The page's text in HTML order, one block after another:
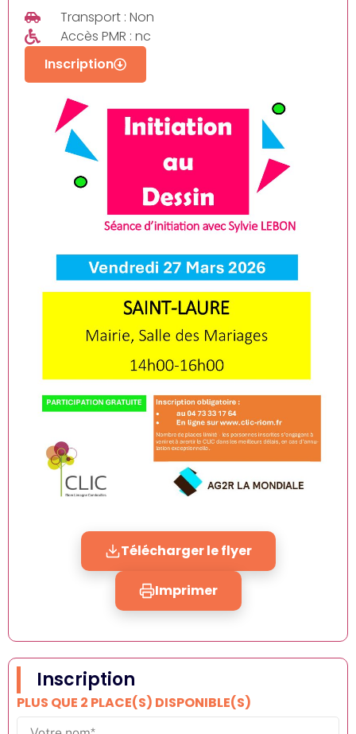
Transport : Non
Accès PMR : nc
Inscription
Télécharger le flyer
Imprimer
Inscription
PLUS QUE 2 PLACE(S) DISPONIBLE(S)